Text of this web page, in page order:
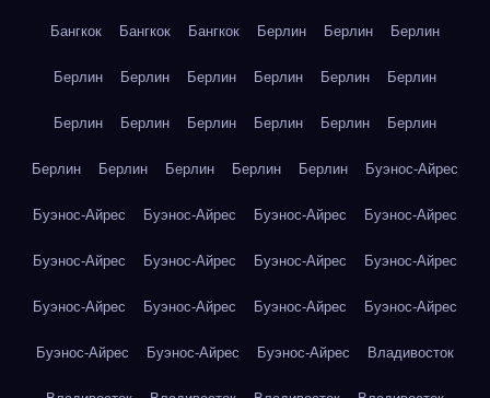
Бангкок Бангкок Бангкок Берлин Берлин Берлин
Берлин Берлин Берлин Берлин Берлин Берлин
Берлин Берлин Берлин Берлин Берлин Берлин
Берлин Берлин Берлин Берлин Берлин Буэнос-Айрес
Буэнос-Айрес Буэнос-Айрес Буэнос-Айрес Буэнос-Айрес
Буэнос-Айрес Буэнос-Айрес Буэнос-Айрес Буэнос-Айрес
Буэнос-Айрес Буэнос-Айрес Буэнос-Айрес Буэнос-Айрес
Буэнос-Айрес Буэнос-Айрес Буэнос-Айрес Владивосток